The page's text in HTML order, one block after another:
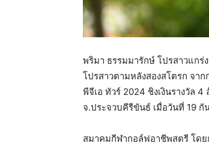
พริมา ธรรมมารักษ์ โปรสาวแกร่
โปรสาวตามหลังสองสโตรก จา
พีจีเอ ทัวร์ 2024 ชิงเงินรางวัล
จ.ประจวบคีรีขันธ์ เมื่อวันที่ 19 กั
สมาคมกีฬากอล์ฟอาชีพสตรี โด